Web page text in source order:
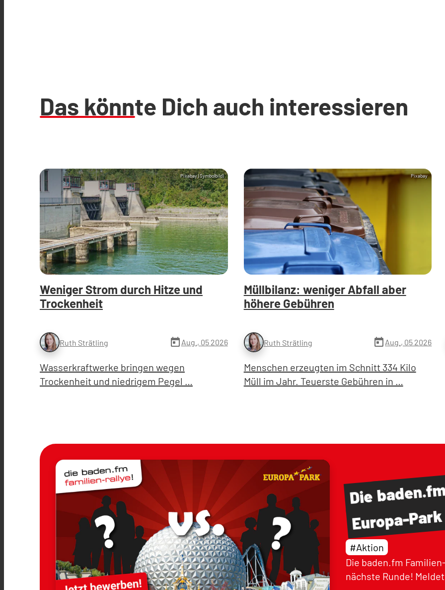
Das könnte Dich auch interessieren
Pixabay (Symbolbild)
Weniger Strom durch Hitze und
Trockenheit
Ruth Strätling today Aug., 05 2026
Wasserkraftwerke bringen wegen
Trockenheit und niedrigem Pegel …
Pixabay
Müllbilanz: weniger Abfall aber
höhere Gebühren
Ruth Strätling todayAug., 05 2026
Menschen erzeugten im Schnitt 334 Kilo
Müll im Jahr. Teuerste Gebühren in …
Die
Europa-Park
#Aktion
Die baden.fm
nächste Runde!